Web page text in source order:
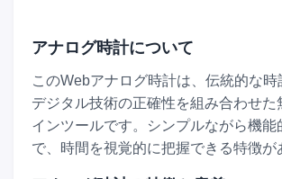
アナログ時計について
このWebアナログ時計は、伝統的な時
デジタル技術の正確性を組み合わせた
インツールです。シンプルながら機能
で、時間を視覚的に把握できる特徴が